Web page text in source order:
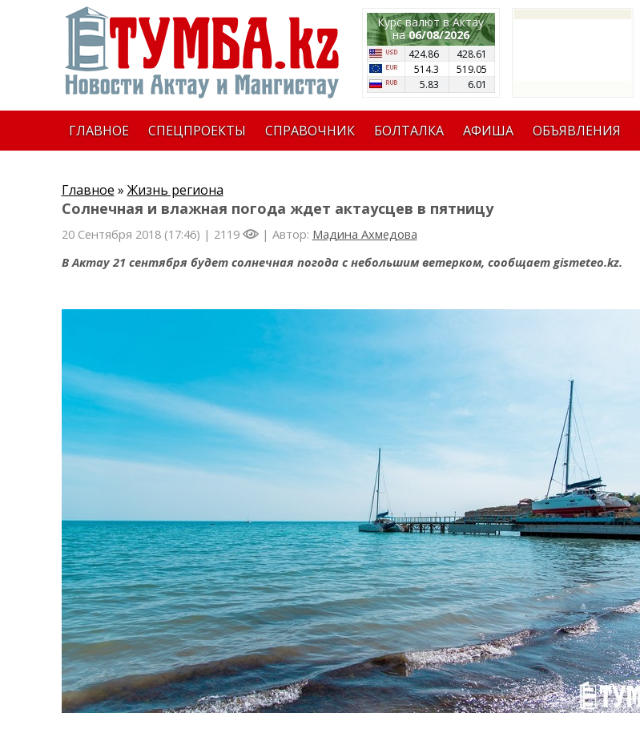
Курс валют в Актау
на06/08/2026
424.86
428.61
514.3
519.05
5.83
6.01
ГЛАВНОЕ СПЕЦПРОЕКТЫ СПРАВОЧНИК БОЛТАЛКА АФИША ОБЪЯВЛЕНИЯ
Главное » Жизнь региона
Солнечная и влажная погода ждет актаусцев в пятницу
20 Сентября 2018 (17:46) | 2119 | Автор: Мадина Ахмедова
В Актау 21 сентября будет солнечная погода с небольшим ветерком, сообщает gismeteo.kz.